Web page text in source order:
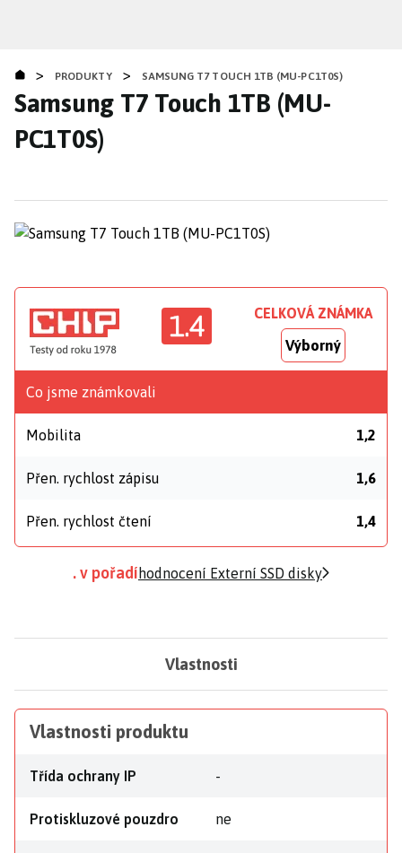
obsahu
> PRODUKTY > SAMSUNG T7 TOUCH 1TB (MU-PC1T0S)
Samsung T7 Touch 1TB (MU-
PC1T0S)
1.4 CELKOVÁ ZNÁMKA
Výborný
Co jsme známkovali
Mobilita 1,2
Přen. rychlost zápisu 1,6
Přen. rychlost čtení 1,4
. v pořadí hodnocení Externí SSD disky
Vlastnosti
Vlastnosti produktu
Třída ochrany IP -
Protiskluzové pouzdro ne